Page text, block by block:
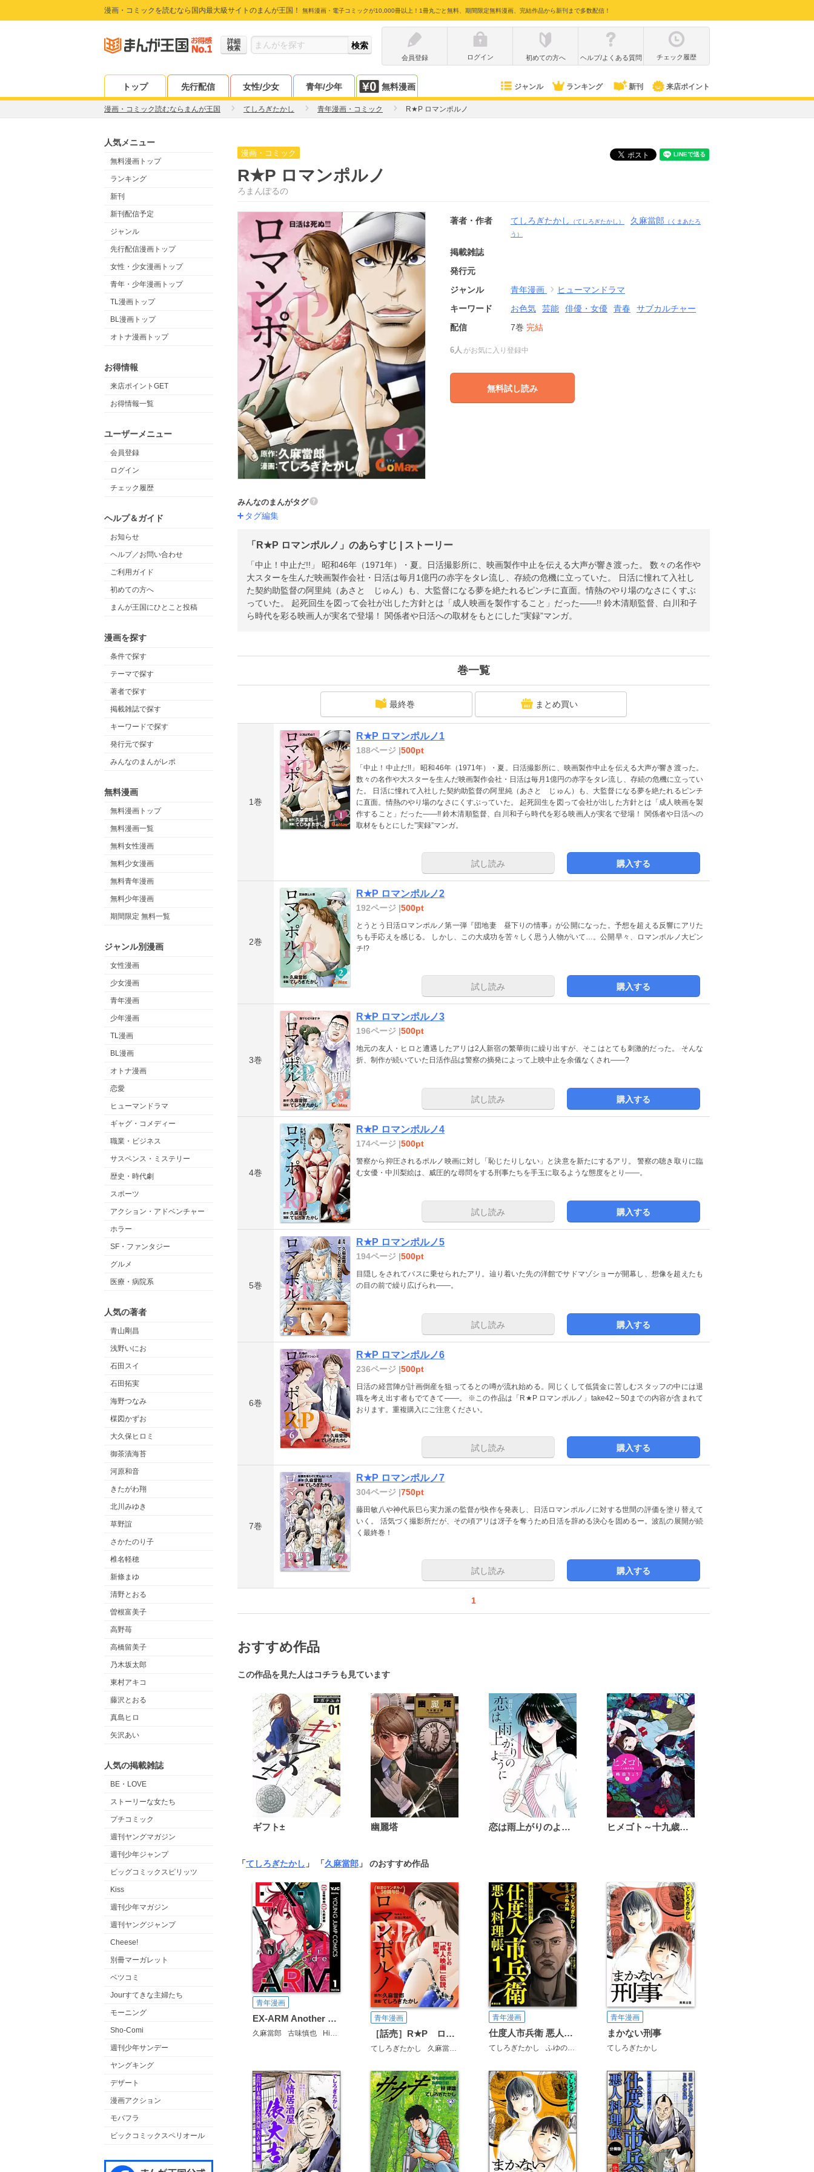
漫画・コミックを読むなら国内最大級サイトのまんが王国！ 無料漫画・電子コミックが10,000冊以上！1冊丸ごと無料、期間限定無料漫画、完結作品から新刊まで多数配信！
詳細
検索
会員登録
ログイン 初めての方へ ヘルプ/よくある質問 チェック履歴
トップ 先行配信 女性/少女 青年/少年 無料漫画 ジャンル ランキング 新刊 来店ポイント
漫画・コミック読むならまんが王国 てしろぎたかし 青年漫画・コミック R★P ロマンポルノ
人気メニュー
無料漫画トップ
ランキング
新刊
新刊配信予定
ジャンル
先行配信漫画トップ
女性・少女漫画トップ
青年・少年漫画トップ
TL漫画トップ
BL漫画トップ
オトナ漫画トップ
お得情報
来店ポイントGET
お得情報一覧
ユーザーメニュー
会員登録
ログイン
チェック履歴
ヘルプ＆ガイド
お知らせ
ヘルプ／お問い合わせ
ご利用ガイド
初めての方へ
まんが王国にひとこと投稿
漫画を探す
条件で探す
テーマで探す
著者で探す
掲載雑誌で探す
キーワードで探す
発行元で探す
みんなのまんがレポ
無料漫画
無料漫画トップ
無料漫画一覧
無料女性漫画
無料少女漫画
無料青年漫画
無料少年漫画
期間限定 無料一覧
ジャンル別漫画
女性漫画
少女漫画
青年漫画
少年漫画
TL漫画
BL漫画
オトナ漫画
恋愛
ヒューマンドラマ
ギャグ・コメディー
職業・ビジネス
サスペンス・ミステリー
歴史・時代劇
スポーツ
アクション・アドベンチャー
ホラー
SF・ファンタジー
グルメ
医療・病院系
人気の著者
青山剛昌
浅野いにお
石田スイ
石田拓実
海野つなみ
楳図かずお
大久保ヒロミ
御茶漬海苔
河原和音
きたがわ翔
北川みゆき
草野誼
さかたのり子
椎名軽穂
新條まゆ
清野とおる
曽根富美子
高野苺
高橋留美子
乃木坂太郎
東村アキコ
藤沢とおる
真島ヒロ
矢沢あい
人気の掲載雑誌
BE・LOVE
ストーリーな女たち
プチコミック
週刊ヤングマガジン
週刊少年ジャンプ
ビッグコミックスピリッツ
Kiss
週刊少年マガジン
週刊ヤングジャンプ
Cheese!
別冊マーガレット
ベツコミ
Jourすてきな主婦たち
モーニング
Sho-Comi
週刊少年サンデー
ヤングキング
デザート
漫画アクション
モバフラ
ビックコミックスペリオール
漫画・コミック
R★P ロマンポルノ
ろまんぽるの
著者・作者 てしろぎたかし （てしろぎたかし） 久麻當郎 （くまあたろ
う）
掲載雑誌
発行元
ジャンル
青年漫画
ヒューマンドラマ
キーワード
お色気 芸能 俳優・女優 青春
サブカルチャー
配信
7巻 完結
6人 がお気に入り登録中
無料試し読み
みんなのまんがタグ
タグ編集
「R★P ロマンポルノ」のあらすじ | ストーリー
「中止！中止だ!!」 昭和46年（1971年）・夏。日活撮影所に、映画製作中止を伝える大声が響き渡った。 数々の名作や
大スターを生んだ映画製作会社・日活は毎月1億円の赤字をタレ流し、存続の危機に立っていた。 日活に憧れて入社し
た契約助監督の阿里純（あさと じゅん）も、大監督になる夢を絶たれるピンチに直面。情熱のやり場のなさにくすぶ
っていた。 起死回生を図って会社が出した方針とは「成人映画を製作すること」だった――!! 鈴木清順監督、白川和子
ら時代を彩る映画人が実名で登場！ 関係者や日活への取材をもとにした”実録”マンガ。
巻一覧
最終巻 まとめ買い
1巻
R★P ロマンポルノ1
188ページ |500pt
「中止！中止だ!!」 昭和46年（1971年）・夏。日活撮影所に、映画製作中止を伝える大声が響き渡った。
数々の名作や大スターを生んだ映画製作会社・日活は毎月1億円の赤字をタレ流し、存続の危機に立ってい
た。 日活に憧れて入社した契約助監督の阿里純（あさと じゅん）も、大監督になる夢を絶たれるピンチ
に直面。情熱のやり場のなさにくすぶっていた。 起死回生を図って会社が出した方針とは「成人映画を製
作すること」だった――!! 鈴木清順監督、白川和子ら時代を彩る映画人が実名で登場！ 関係者や日活への
取材をもとにした”実録”マンガ。
試し読み 購入する
2巻
R★P ロマンポルノ2
192ページ |500pt
とうとう日活ロマンポルノ第一弾『団地妻 昼下りの情事』が公開になった。予想を超える反響にアリた
ちも手応えを感じる。 しかし、この大成功を苦々しく思う人物がいて…。公開早々、ロマンポルノ大ピン
チ!?
試し読み 購入する
3巻
R★P ロマンポルノ3
196ページ |500pt
地元の友人・ヒロと遭遇したアリは2人新宿の繁華街に繰り出すが、そこはとても刺激的だった。 そんな
折、制作が続いていた日活作品は警察の摘発によって上映中止を余儀なくされ――?
試し読み 購入する
4巻
R★P ロマンポルノ4
174ページ |500pt
警察から抑圧されるポルノ映画に対し「恥じたりしない」と決意を新たにするアリ。 警察の聴き取りに臨
む女優・中川梨絵は、威圧的な尋問をする刑事たちを手玉に取るような態度をとり――。
試し読み 購入する
5巻
R★P ロマンポルノ5
194ページ |500pt
目隠しをされてバスに乗せられたアリ。辿り着いた先の洋館でサドマゾショーが開幕し、想像を超えたも
の目の前で繰り広げられ――。
試し読み 購入する
6巻
R★P ロマンポルノ6
236ページ |500pt
日活の経営陣が計画倒産を狙ってるとの噂が流れ始める。同じくして低賃金に苦しむスタッフの中には退
職を考え出す者もでてきて――。 ※この作品は「R★P ロマンポルノ」take42～50までの内容が含まれて
おります。重複購入にご注意ください。
試し読み 購入する
7巻
R★P ロマンポルノ7
304ページ |750pt
藤田敏八や神代辰巳ら実力派の監督が快作を発表し、日活ロマンポルノに対する世間の評価を塗り替えて
いく。 活気づく撮影所だが、その頃アリは冴子を奪うため日活を辞める決心を固めるー。波乱の展開が続
く最終巻！
試し読み 購入する
1
おすすめ作品
この作品を見た人はコチラも見ています
ギフト± 幽麗塔 恋は雨上がりのように ヒメゴト～十九歳の制服～
「てしろぎたかし 」 「久麻當郎 」 のおすすめ作品
青年漫画
EX-ARM Another Code エクスアーム アナザーコード
久麻當郎 古味慎也 HiRock
青年漫画
［話売］R★P ロマンポルノ
てしろぎたかし 久麻當郎
青年漫画
仕度人市兵衛 悪人料理帳
てしろぎたかし ふゆの陣
青年漫画
まかない刑事
てしろぎたかし